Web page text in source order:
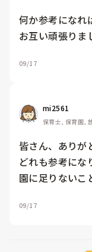
何か参考になれ
お互い頑張りま
09/17
mi2561
保育士, 保育園,
皆さん、ありが
どれも参考にな
園に足りないこ
09/17